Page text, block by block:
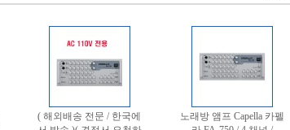
( 해외배송 전문 / 한국에
노래방 앰프 Capella 카펠